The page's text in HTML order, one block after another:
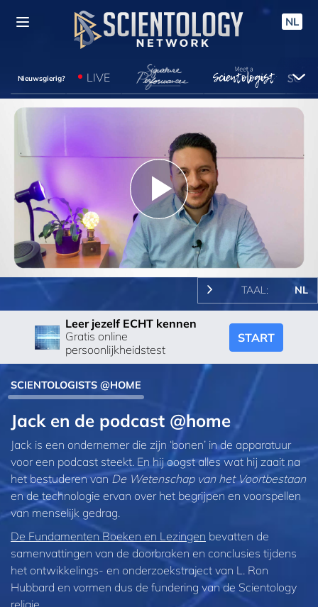
NL
Nieuwsgierig? LIVE
Play
Video
TAAL: NL
Leer jezelf ECHT kennen
Gratis online
persoonlijkheidstest
START
SCIENTOLOGISTS @HOME
Jack en de podcast @home
Jack is een ondernemer die zijn ‘bonen’ in de apparatuur
voor een podcast steekt. En hij oogst alles wat hij zaait na
het bestuderen vanDe Wetenschap van het Voortbestaan
en de technologie ervan over het begrijpen en voorspellen
van menselijk gedrag.
De Fundamenten Boeken en Lezingen bevatten de
samenvattingen van de doorbraken en conclusies tijdens
het ontwikkelings- en onderzoekstraject van L. Ron
Hubbard en vormen dus de fundering van de Scientology